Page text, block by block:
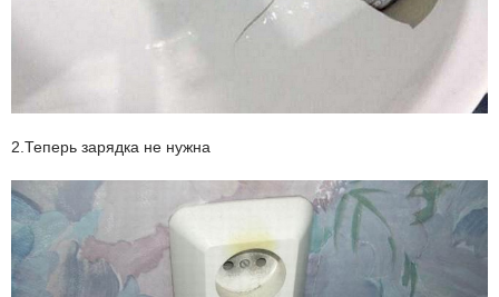
2.Теперь зарядка не нужна